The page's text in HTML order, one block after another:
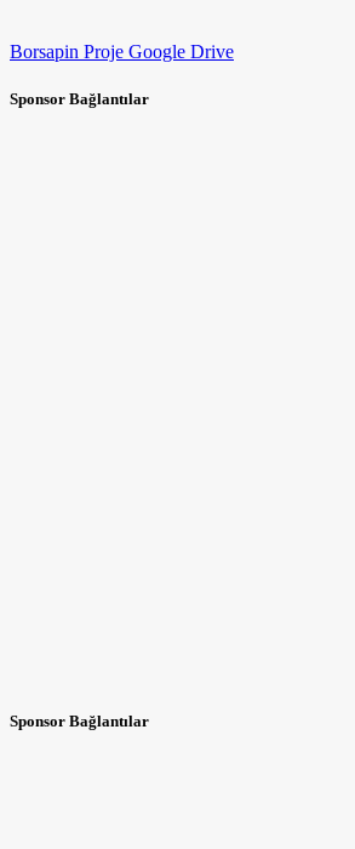
Borsapin Proje Google Drive
Sponsor Bağlantılar
Sponsor Bağlantılar